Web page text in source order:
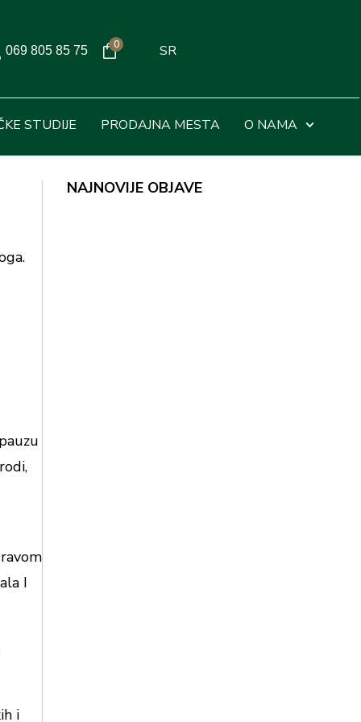
069 805 85 75 0 SR
STUDIJE PRODAJNA MESTA O NAMA
I
i
NAJNOVIJE OBJAVE